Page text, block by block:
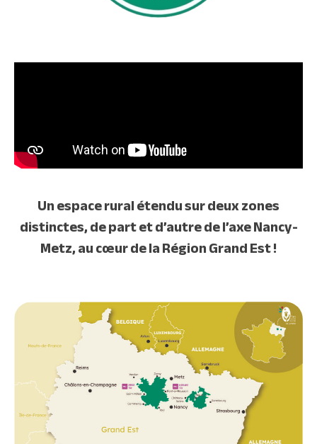
Un espace rural étendu sur deux zones
distinctes, de part et d’autre de l’axe Nancy-
Metz, au cœur de la Région Grand Est !